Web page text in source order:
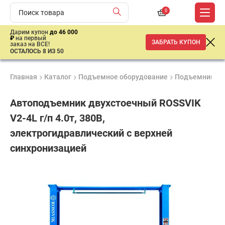
0
Дарим купон до 46 000
₽ на первый
заказ на ВСЕ!
ОСТАЛОСЬ 8 ИЗ 50
ЗАБРАТЬ КУПОН
Главная Каталог Подъемное оборудование Подъемники
Автоподъемник двухстоечный ROSSVIK
V2-4L г/п 4.0т, 380В,
электрогидравлический с верхней
синхронизацией
сертифицирована
1 год
Лучшая